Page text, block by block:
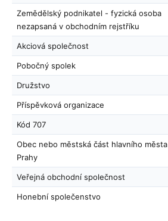
Zemědělský podnikatel - fyzická osoba
nezapsaná v obchodním rejstříku
Akciová společnost
Pobočný spolek
Družstvo
Příspěvková organizace
Kód 707
Obec nebo městská část hlavního města
Prahy
Veřejná obchodní společnost
Honební společenstvo